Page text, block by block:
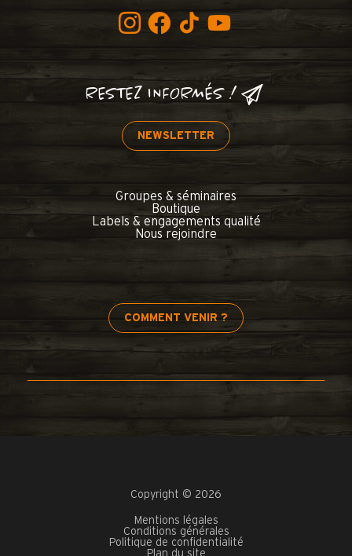
RESTEZ INFORMÉS !
NEWSLETTER
Groupes & séminaires
Boutique
Labels & engagements qualité
Nous rejoindre
COMMENT VENIR ?
Copyright © 2026
Mentions légales
Conditions générales
Politique de confidentialité